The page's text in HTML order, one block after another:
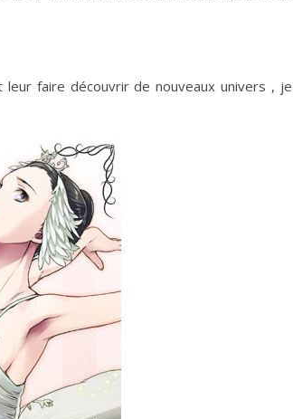
faire découvrir de nouveaux univers , je